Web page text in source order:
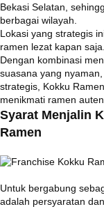
Bekasi Selatan,
berbagai wilayah.
Lokasi yang strategis
ramen lezat kapan saja.
Dengan kombinasi
suasana yang
strategis, Kokku
menikmati ramen
Syarat Menjalin
Ramen
Untuk bergabung
adalah persyaratan